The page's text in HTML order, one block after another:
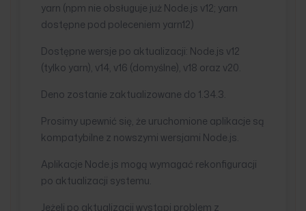
yarn (npm nie obsługuje już Node.js v12; yarn
dostępne pod poleceniem yarn12)
Dostępne wersje po aktualizacji: Node.js v12
(tylko yarn), v14, v16 (domyślne), v18 oraz v20.
Deno zostanie zaktualizowane do 1.34.3.
Prosimy upewnić się, że uruchomione aplikacje są
kompatybilne z nowszymi wersjami Node.js.
Aplikacje Node.js mogą wymagać rekonfiguracji
po aktualizacji systemu.
Jeżeli po aktualizacji wystąpi problem z